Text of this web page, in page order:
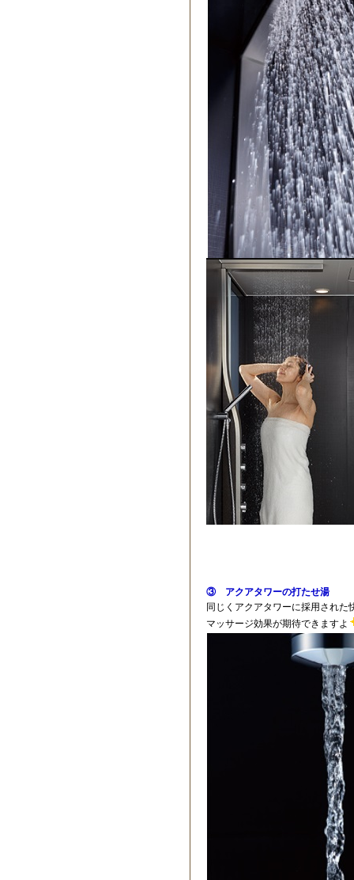
③ アクアタワーの打たせ湯
同じくアクアタワーに採用された
マッサージ効果が期待できますよ